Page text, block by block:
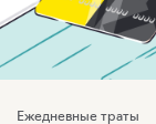
Ежедневные траты